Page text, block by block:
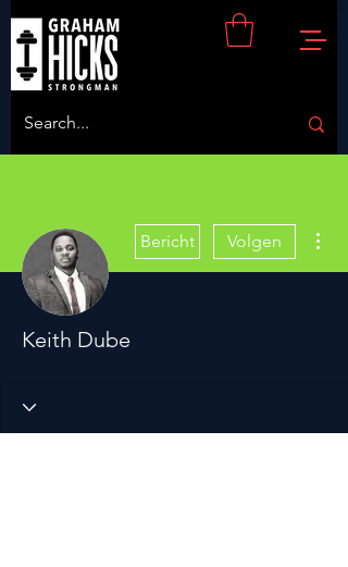
Bericht Volgen
Keith Dube